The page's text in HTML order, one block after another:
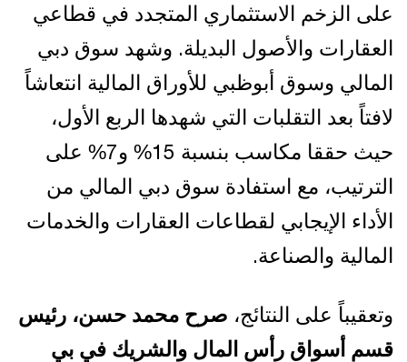
على الزخم الاستثماري المتجدد في قطاعي
العقارات والأصول البديلة. وشهد سوق دبي
المالي وسوق أبوظبي للأوراق المالية انتعاشاً
لافتاً بعد التقلبات التي شهدها الربع الأول،
حيث حققا مكاسب بنسبة 15% و7% على
الترتيب، مع استفادة سوق دبي المالي من
الأداء الإيجابي لقطاعات العقارات والخدمات
المالية والصناعة.
وتعقيباً على النتائج، صرح محمد حسن، رئيس
قسم أسواق رأس المال والشريك في بي